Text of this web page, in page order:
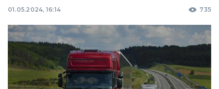
01.05.2024, 16:14 735